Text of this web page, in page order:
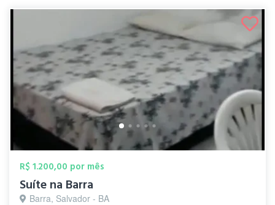
R$ 1.200,00 por mês
Suíte na Barra
Barra, Salvador - BA